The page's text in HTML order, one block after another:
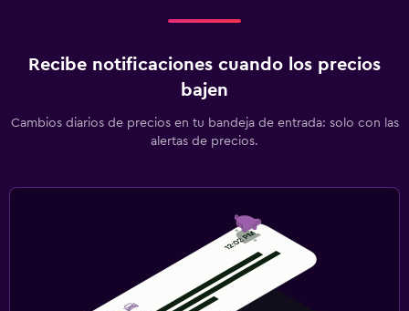
Recibe notificaciones cuando los precios
bajen
Cambios diarios de precios en tu bandeja de entrada: solo con las
alertas de precios.